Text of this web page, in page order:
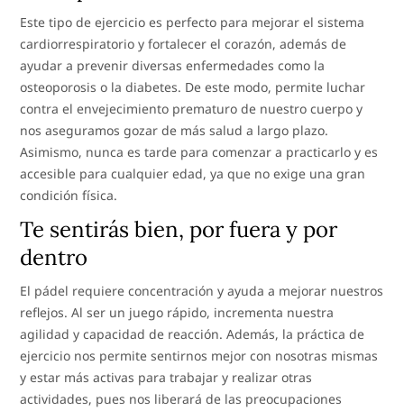
Este tipo de ejercicio es perfecto para mejorar el sistema
cardiorrespiratorio y fortalecer el corazón, además de
ayudar a prevenir diversas enfermedades como la
osteoporosis o la diabetes. De este modo, permite luchar
contra el envejecimiento prematuro de nuestro cuerpo y
nos aseguramos gozar de más salud a largo plazo.
Asimismo, nunca es tarde para comenzar a practicarlo y es
accesible para cualquier edad, ya que no exige una gran
condición física.
Te sentirás bien, por fuera y por
dentro
El pádel requiere concentración y ayuda a mejorar nuestros
reflejos. Al ser un juego rápido, incrementa nuestra
agilidad y capacidad de reacción. Además, la práctica de
ejercicio nos permite sentirnos mejor con nosotras mismas
y estar más activas para trabajar y realizar otras
actividades, pues nos liberará de las preocupaciones